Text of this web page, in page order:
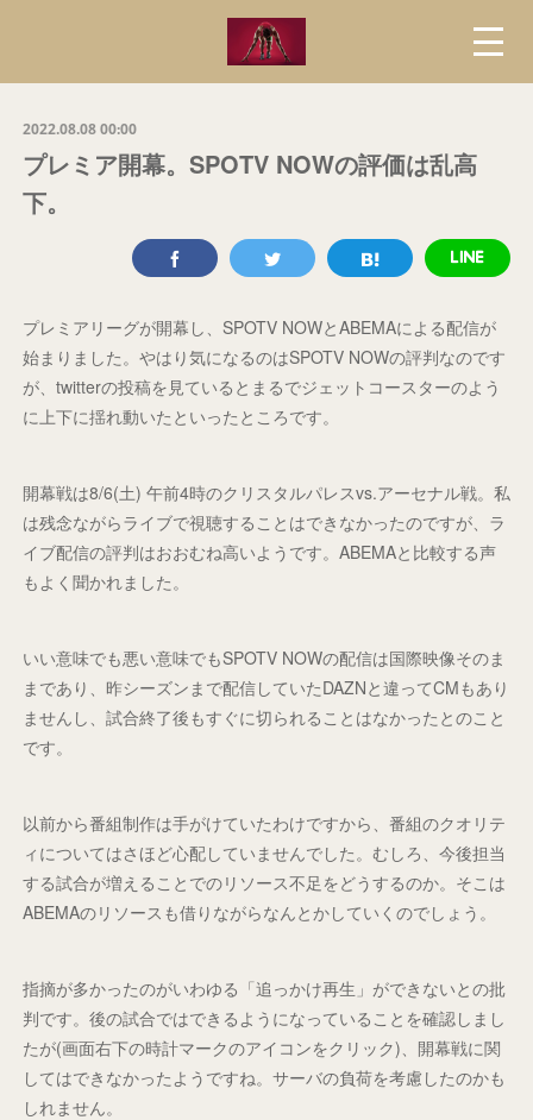
2022.08.08 00:00
プレミア開幕。SPOTV NOWの評価は乱高
下。
プレミアリーグが開幕し、SPOTV NOWとABEMAによる配信が
始まりました。やはり気になるのはSPOTV NOWの評判なのです
が、twitterの投稿を見ているとまるでジェットコースターのよう
に上下に揺れ動いたといったところです。
開幕戦は8/6(土) 午前4時のクリスタルパレスvs.アーセナル戦。私
は残念ながらライブで視聴することはできなかったのですが、ラ
イブ配信の評判はおおむね高いようです。ABEMAと比較する声
もよく聞かれました。
いい意味でも悪い意味でもSPOTV NOWの配信は国際映像そのま
まであり、昨シーズンまで配信していたDAZNと違ってCMもあり
ませんし、試合終了後もすぐに切られることはなかったとのこと
です。
以前から番組制作は手がけていたわけですから、番組のクオリテ
ィについてはさほど心配していませんでした。むしろ、今後担当
する試合が増えることでのリソース不足をどうするのか。そこは
ABEMAのリソースも借りながらなんとかしていくのでしょう。
指摘が多かったのがいわゆる「追っかけ再生」ができないとの批
判です。後の試合ではできるようになっていることを確認しまし
たが(画面右下の時計マークのアイコンをクリック)、開幕戦に関
してはできなかったようですね。サーバの負荷を考慮したのかも
しれません。